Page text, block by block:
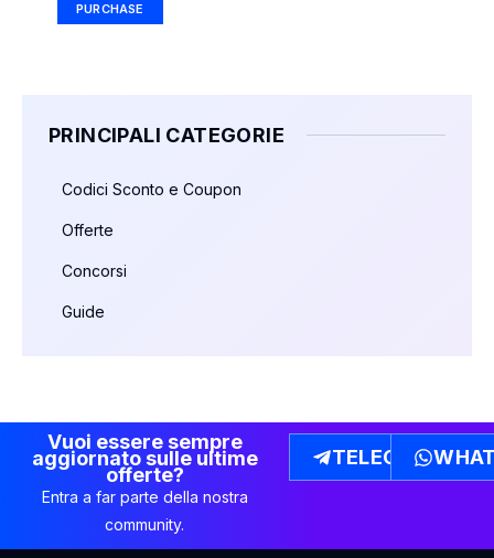
PURCHASE
PRINCIPALI CATEGORIE
Codici Sconto e Coupon
Offerte
Concorsi
Guide
Vuoi essere sempre
aggiornato sulle ultime
offerte?
Entra a far parte della nostra
community.
TELEGRAM